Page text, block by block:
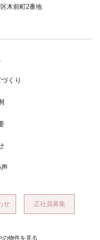
木前町2番地
くり
せ 正社員募集
の物件を見る